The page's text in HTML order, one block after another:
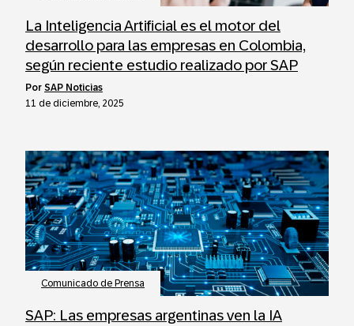
La Inteligencia Artificial es el motor del
desarrollo para las empresas en Colombia,
según reciente estudio realizado por SAP
por SAP Noticias
11 de diciembre, 2025
Comunicado de Prensa
SAP: Las empresas argentinas ven la IA